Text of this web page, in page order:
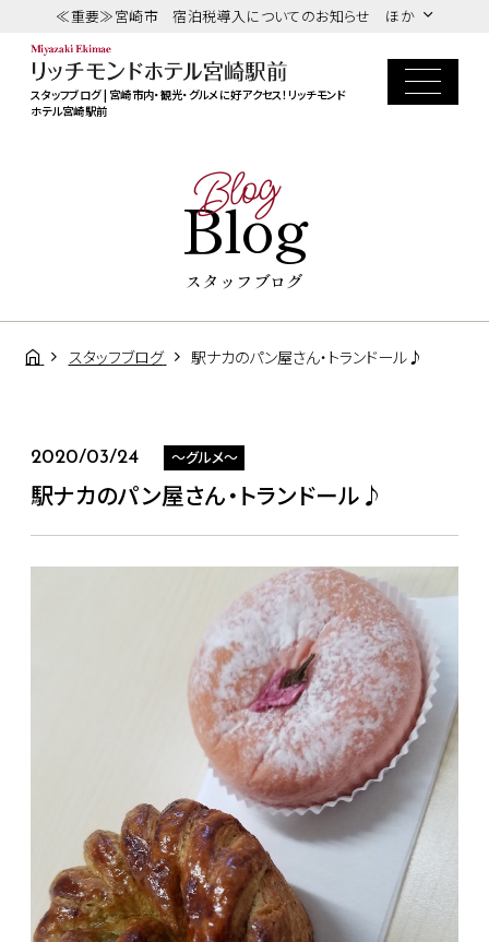
≪重要≫宮崎市 宿泊税導入についてのお知らせ ほか
スタッフブログ | 宮崎市内・観光・グルメに好アクセス！リッチモンド
ホテル宮崎駅前
Blog
Blog
スタッフブログ
スタッフブログ 駅ナカのパン屋さん・トランドール♪
2020/03/24 ～グルメ～
駅ナカのパン屋さん・トランドール♪